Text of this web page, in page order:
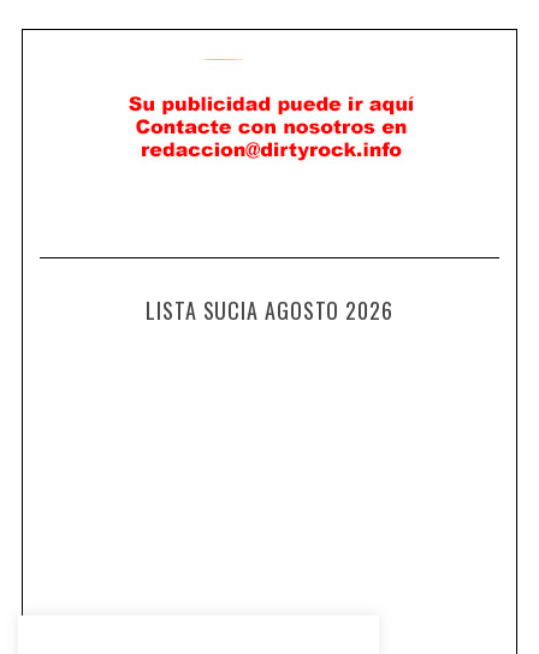
LISTA SUCIA AGOSTO 2026